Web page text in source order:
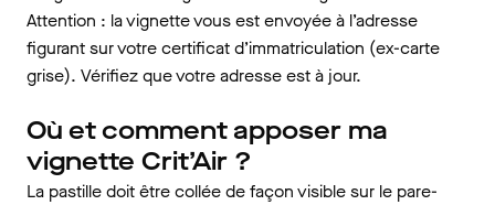
Attention : la vignette vous est envoyée à l’adresse
figurant sur votre certificat d’immatriculation (ex-carte
grise). Vérifiez que votre adresse est à jour.
Où et comment apposer ma
vignette Crit’Air ?
La pastille doit être collée de façon visible sur le pare-